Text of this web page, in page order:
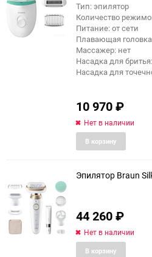
еще 6 фото
Тип: эпилятор
Количество
Питание: от сети
Плавающая
Массажер: нет
Насадка для
Насадка для
10 970₽
Нет в наличии
В корзину
Эпилятор Braun
44 260₽
Нет в наличии
В корзину